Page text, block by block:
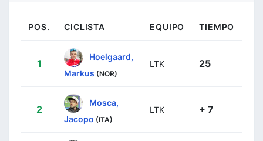
POS. CICLISTA EQUIPO TIEMPO
1
Hoelgaard,
Markus (NOR)
LTK 25
2
Mosca,
Jacopo (ITA)
LTK + 7